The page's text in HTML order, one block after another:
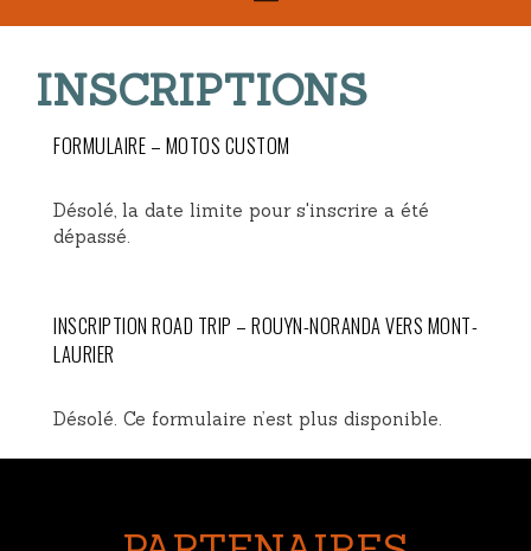
INSCRIPTIONS
FORMULAIRE – MOTOS CUSTOM
Désolé, la date limite pour s'inscrire a été
dépassé.
INSCRIPTION ROAD TRIP – ROUYN-NORANDA VERS MONT-
LAURIER
Désolé. Ce formulaire n’est plus disponible.